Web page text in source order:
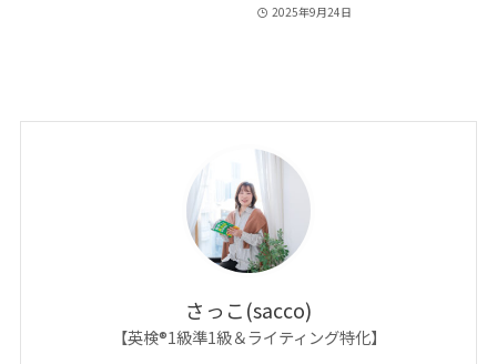
2025年9月24日
さっこ(sacco)
【英検®1級準1級＆ライティング特化】